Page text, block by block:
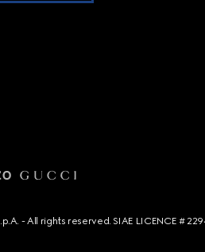
- All rights reserved. SIAE LICENCE #